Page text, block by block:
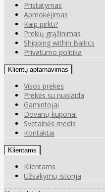
Pristatymas
Apmokėjimas
Kaip pirkti?
Prekių grąžinimas
Shipping within Baltics
Privatumo politika
Klientų aptarnavimas
Visos prekės
Prekės su nuolaida
Gamintojai
Dovanų kuponai
Svetainės medis
Kontaktai
Klientams
Klientams
Užsakymų istorija